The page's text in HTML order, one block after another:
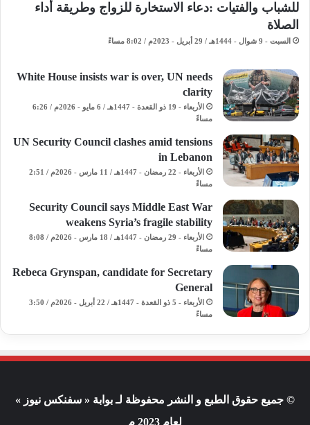
للشباب والفتيات :دعاء الاستخارة للزواج وطريقة أداء
الصلاة
السبت - 9 شوال - 1444هـ / 29 أبريل - 2023م / 8:02 مساءً
White House insists war is over, UN needs
clarity
الأربعاء - 19 ذو القعدة - 1447هـ / 6 مايو - 2026م / 6:26
مساءً
UN Security Council clashes amid tensions
in Lebanon
الأربعاء - 22 رمضان - 1447هـ / 11 مارس - 2026م / 2:51
مساءً
Security Council says Middle East War
weakens Syria’s fragile stability
الأربعاء - 29 رمضان - 1447هـ / 18 مارس - 2026م / 8:08
مساءً
Rebeca Grynspan, candidate for Secretary
General
الأربعاء - 5 ذو القعدة - 1447هـ / 22 أبريل - 2026م / 3:50
مساءً
© جميع حقوق الطبع و النشر محفوظة لـ بوابة « سفنكس نيوز »
لعام 2023 م